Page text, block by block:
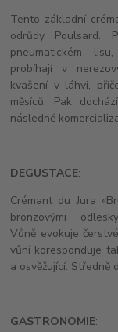
Tento základní
odrůdy Poulsard.
pneumatickém
probíhají v
kvašení v láhvi,
měsíců. Pak
následně
DEGUSTACE:
Crémant du Jura
bronzovými
Vůně evokuje
vůní koresponduje
a osvěžující. Středně
GASTRONOMIE: